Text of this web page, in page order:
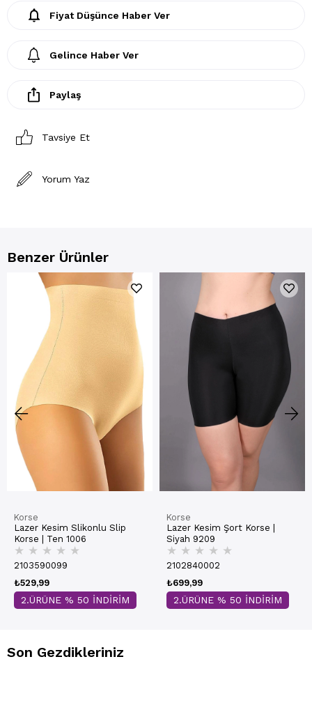
Fiyat Düşünce Haber Ver
Gelince Haber Ver
Paylaş
Tavsiye Et
Yorum Yaz
Benzer Ürünler
Korse
Lazer Kesim Slikonlu Slip
Korse | Ten 1006
★ ★ ★ ★ ★
2103590099
₺529,99
2.ÜRÜNE % 50 İNDİRİM
Korse
Lazer Kesim Şort Korse |
Siyah 9209
★ ★ ★ ★ ★
2102840002
₺699,99
2.ÜRÜNE % 50 İNDİRİM
Son Gezdikleriniz